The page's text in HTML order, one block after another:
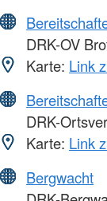
DRK-OV
Karte: Link
DRK-
Karte: Link
Bergwacht